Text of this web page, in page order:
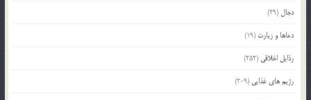
دجال (29)
دعاها و زیارت (19)
رذایل اخلاقی (252)
رژیم های غذایی (209)